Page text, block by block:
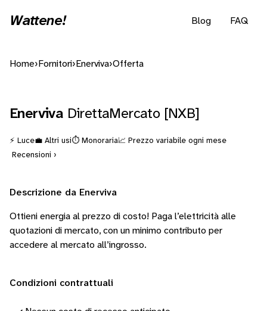
Wattene! Blog FAQ
Home› Fornitori› Enerviva›Offerta
Enerviva DirettaMercato [NXB]
⚡ Luce💼 Altri usi⏱️ Monoraria📈 Prezzo variabile ogni mese
Recensioni ›
Descrizione da Enerviva
Ottieni energia al prezzo di costo! Paga l’elettricità alle
quotazioni di mercato, con un minimo contributo per
accedere al mercato all’ingrosso.
Condizioni contrattuali